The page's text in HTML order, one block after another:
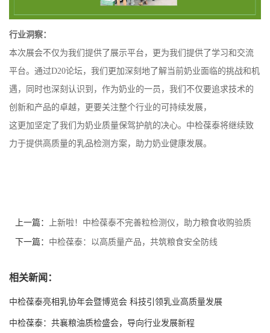
行业洞察：
本次展会不仅为我们提供了展示平台，更为我们提供了学习和交流
平台。 通过D20论坛，我们更加深刻地了解当前奶业面临的挑战和机
遇，同时也深刻认识到，作为奶业的一员，我们不仅要追求技术的
创新和产品的卓越，更要关注整个行业的可持续发展，
这更加坚定了我们为奶业质量保驾护航的决心。中检葆泰将继续致
力于提供高质量的乳品检测方案，助力奶业健康发展。
上一篇： 上新啦！中检葆泰不完善粒检测仪，助力粮食收购验质
准确高效！
下一篇： 中检葆泰：以高质量产品，共筑粮食安全防线
相关新闻：
中检葆泰亮相乳协年会暨博览会 科技引领乳业高质量发展
中检葆泰：共襄粮油质检盛会，导向行业发展新程